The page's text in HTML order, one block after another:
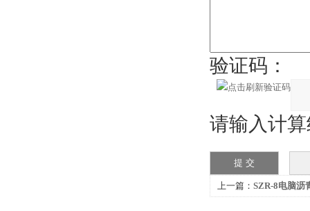
验证码：
请输入计算
上一篇： SZR-8电脑沥